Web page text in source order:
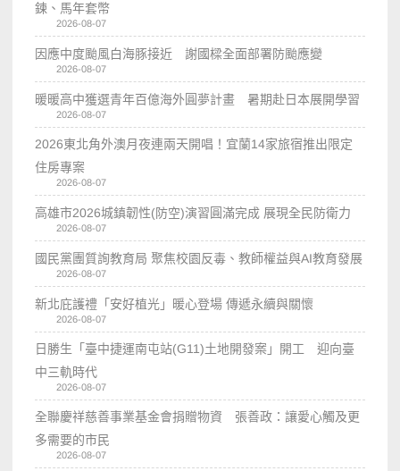
鍊、馬年套幣
2026-08-07
因應中度颱風白海豚接近 謝國樑全面部署防颱應變
2026-08-07
暖暖高中獲選青年百億海外圓夢計畫 暑期赴日本展開學習
2026-08-07
2026東北角外澳月夜連兩天開唱！宜蘭14家旅宿推出限定
住房專案
2026-08-07
高雄市2026城鎮韌性(防空)演習圓滿完成 展現全民防衛力
2026-08-07
國民黨團質詢教育局 聚焦校園反毒、教師權益與AI教育發展
2026-08-07
新北庇護禮「安好植光」暖心登場 傳遞永續與關懷
2026-08-07
日勝生「臺中捷運南屯站(G11)土地開發案」開工 迎向臺
中三軌時代
2026-08-07
全聯慶祥慈善事業基金會捐贈物資 張善政：讓愛心觸及更
多需要的市民
2026-08-07